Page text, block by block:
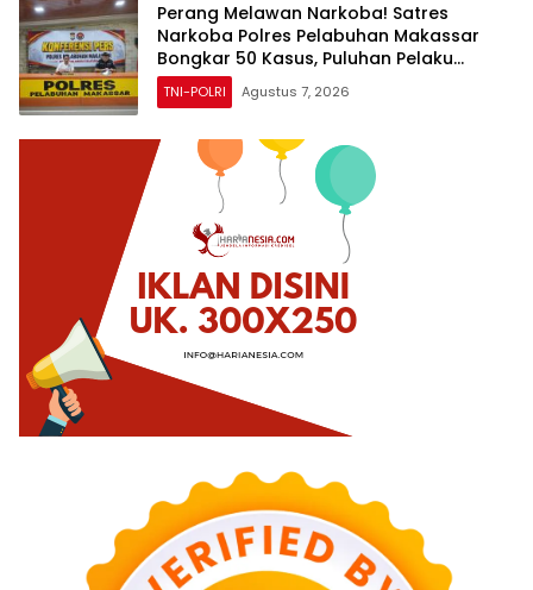
Perang Melawan Narkoba! Satres
Narkoba Polres Pelabuhan Makassar
Bongkar 50 Kasus, Puluhan Pelaku
Ditangkap
TNI-POLRI Agustus 7, 2026